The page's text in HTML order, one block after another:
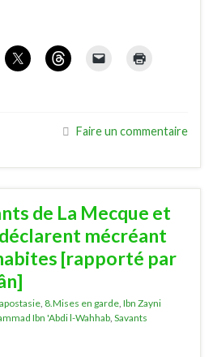
Faire un commentaire
de La Mecque et
mécréant
[rapporté par
, 8.Mises en garde, Ibn Zayni
Ibn 'Abdi l-Wahhab, Savants